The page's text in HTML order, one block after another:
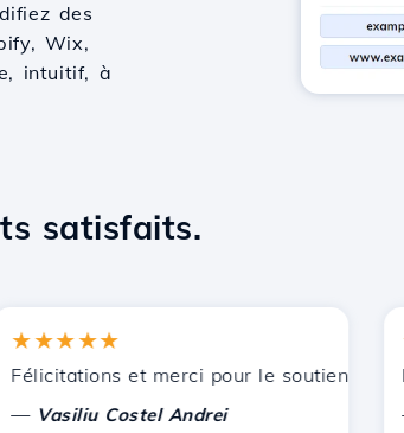
des
Wix,
intuitif, à
satisfaits.
Je vous ai recommandé à d'autres
et merci pour le soutien apporté !
Vasiliu Costel Andrei